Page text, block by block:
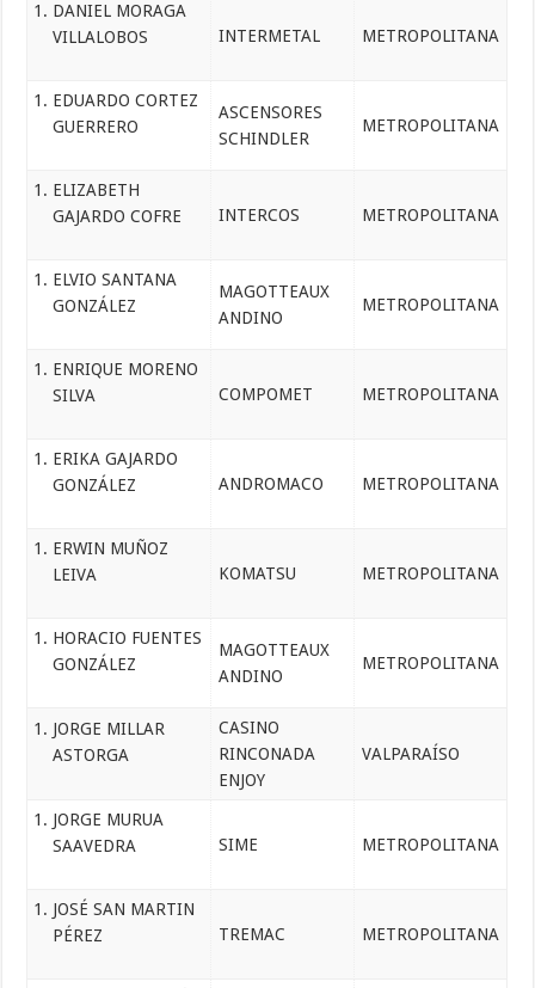
DANIEL MORAGA
VILLALOBOS
INTERMETAL METROPOLITANA
EDUARDO CORTEZ
GUERRERO
ASCENSORES
SCHINDLER
METROPOLITANA
ELIZABETH
GAJARDO COFRE
INTERCOS METROPOLITANA
ELVIO SANTANA
GONZÁLEZ
MAGOTTEAUX
ANDINO
METROPOLITANA
ENRIQUE MORENO
SILVA
COMPOMET METROPOLITANA
ERIKA GAJARDO
GONZÁLEZ
ANDROMACO METROPOLITANA
ERWIN MUÑOZ
LEIVA
KOMATSU METROPOLITANA
HORACIO FUENTES
GONZÁLEZ
MAGOTTEAUX
ANDINO
METROPOLITANA
JORGE MILLAR
ASTORGA
CASINO
RINCONADA
ENJOY
VALPARAÍSO
JORGE MURUA
SAAVEDRA
SIME METROPOLITANA
JOSÉ SAN MARTIN
PÉREZ
TREMAC METROPOLITANA